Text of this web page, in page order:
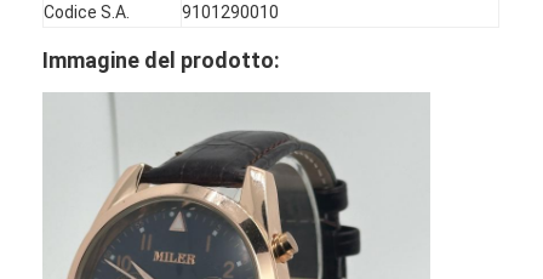
Chi Siamo
Visita alla fabbrica
Controllo di qualità
Contattaci
Notizie
Codice S.A.
9101290010
Immagine del prodotto: